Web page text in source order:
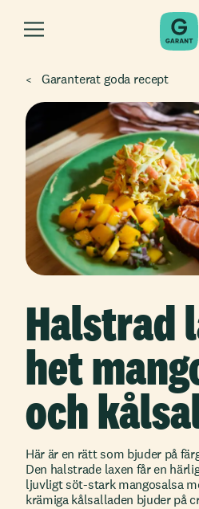
Garanterat goda recept
Halstrad
het
och
Här är en rätt som bjuder på
Den halstrade laxen får en
ljuvligt söt‑stark mangosalsa
krämiga kålsalladen bjuder på